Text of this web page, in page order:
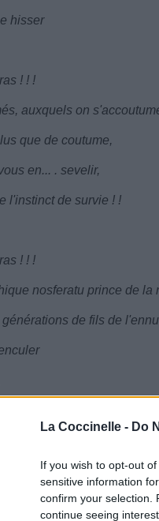
La Coccinelle - Do
If you wish to opt-out
sensitive information
confirm your selection.
continue seeing
hisser
! ! !
auxquels on
que de coutume,
en... . sevelir,
l'instinct de survie ! !
! ! !
nosferatu prince de la
de fils de
paradis,
parce qu'on ne
! ! !